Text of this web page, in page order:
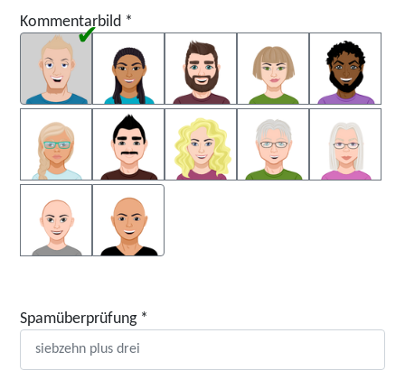
Kommentarbild *
Kommentarbild
Spamüberprüfung *